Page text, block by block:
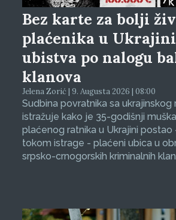
Bez karte za bolji
plaćenika u
ubistva po nalogu
klanova
Jelena Zorić | 9. Augusta 2026 | 08:00
Sudbina povratnika sa ukrajinskog
istražuje kako je 35-godišnji
plaćenog ratnika u Ukrajini postao
tokom istrage - plaćeni ubica u
srpsko-crnogorskih kriminalnih